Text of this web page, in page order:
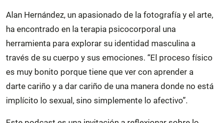
Alan Hernández, un apasionado de la fotografía y el arte,
ha encontrado en la terapia psicocorporal una
herramienta para explorar su identidad masculina a
través de su cuerpo y sus emociones. “El proceso físico
es muy bonito porque tiene que ver con aprender a
darte cariño y a dar cariño de una manera donde no está
implícito lo sexual, sino simplemente lo afectivo”.